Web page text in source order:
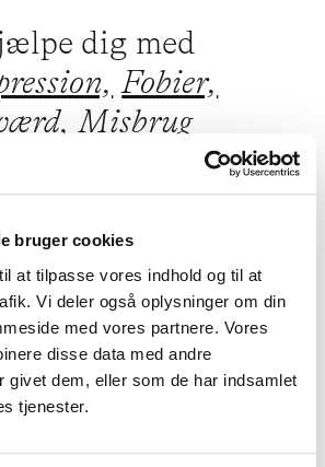
bruger cookies
at tilpasse vores indhold og til at
Vi deler også oplysninger om din
med vores partnere. Vores
disse data med andre
givet dem, eller som de har indsamlet
tjenester.
dig med
Fobier,
Misbrug
følgende
terapi